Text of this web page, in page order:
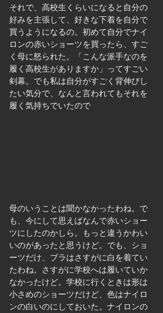
それで、高校生くらいになると自分の
好みを主張して、好きな下着を自分で
買うようになるの。初めて自分でナイ
ロンの赤いショーツを買ったら、すご
く母に怒られた。「こんな派手なのを
履く高校生がありますか」ってすごい
剣幕。でも私は自分がすごく背伸びし
たい気分で、なんと言われてもそれを
履く気持ちでいたので
母のいうことは聞かなかったわね。で
も、今にして思えばなんで赤いショー
ツにしたのかしら。もっと違うかわい
いのがあったと思うけど。でも、ショ
ーツだけ、ブラはさすがに白を着てい
たわね。さすがに学校へは履いていか
なかったけど。学校に行くときは形は
小さめのショーツだけど、色はナイロ
ンの白いのにしておいた。ナイロンの